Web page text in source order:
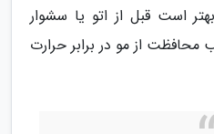
است قبل از اتو یا سشوار
از مو در برابر حرارت